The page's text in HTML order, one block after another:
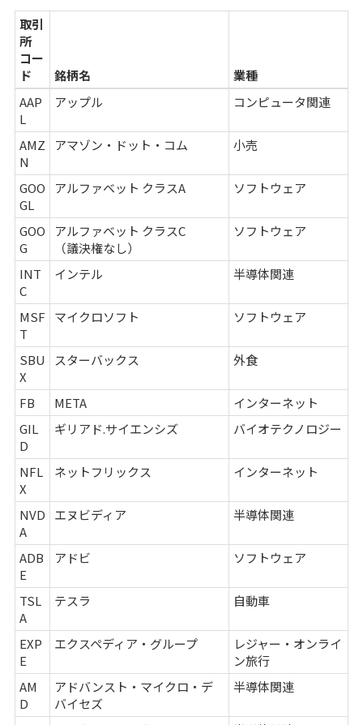
取引
所
コー
ド
銘柄名
業種
AAP
L
アップル コンピュータ関連
AMZ
N
アマゾン・ドット・コム 小売
GOO
GL
アルファベット クラスA ソフトウェア
GOO
G
アルファベット クラスC
（議決権なし）
ソフトウェア
INT
C
インテル 半導体関連
MSF
T
マイクロソフト ソフトウェア
SBU
X
スターバックス 外食
FB META
インターネット
GIL
D
ギリアド.サイエンシズ バイオテクノロジー
NFL
X
ネットフリックス インターネット
NVD
A
エヌビディア 半導体関連
ADB
E
アドビ ソフトウェア
TSL
A
テスラ 自動車
EXP
E
エクスペディア・グループ
レジャー・オンライ
ン旅行
AM
D
アドバンスト・マイクロ・デ
バイセズ
半導体関連